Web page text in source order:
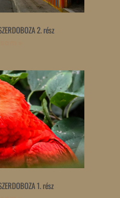
2. rész
1. rész